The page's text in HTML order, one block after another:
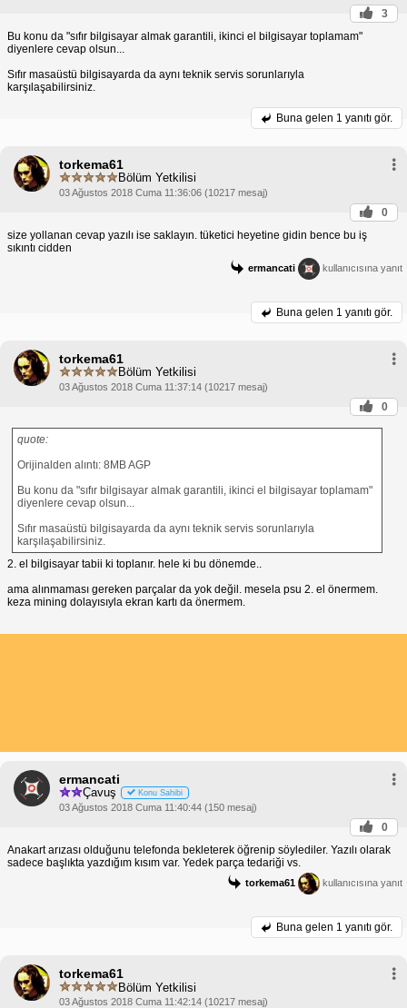
3
Bu konu da "sıfır bilgisayar almak garantili, ikinci el bilgisayar toplamam"
diyenlere cevap olsun...
Sıfır masaüstü bilgisayarda da aynı teknik servis sorunlarıyla
karşılaşabilirsiniz.
Buna gelen 1 yanıtı gör.
torkema61
Bölüm Yetkilisi
03 Ağustos 2018 Cuma 11:36:06 (10217 mesaj)
0
size yollanan cevap yazılı ise saklayın. tüketici heyetine gidin bence bu iş
sıkıntı cidden
ermancati kullanıcısına yanıt
Buna gelen 1 yanıtı gör.
torkema61
Bölüm Yetkilisi
03 Ağustos 2018 Cuma 11:37:14 (10217 mesaj)
0
quote:
Orijinalden alıntı: 8MB AGP
Bu konu da "sıfır bilgisayar almak garantili, ikinci el bilgisayar toplamam"
diyenlere cevap olsun...
Sıfır masaüstü bilgisayarda da aynı teknik servis sorunlarıyla
karşılaşabilirsiniz.
2. el bilgisayar tabii ki toplanır. hele ki bu dönemde..
ama alınmaması gereken parçalar da yok değil. mesela psu 2. el önermem.
keza mining dolayısıyla ekran kartı da önermem.
ermancati
Çavuş Konu Sahibi
03 Ağustos 2018 Cuma 11:40:44 (150 mesaj)
0
Anakart arızası olduğunu telefonda bekleterek öğrenip söylediler. Yazılı olarak
sadece başlıkta yazdığım kısım var. Yedek parça tedariği vs.
torkema61 kullanıcısına yanıt
Buna gelen 1 yanıtı gör.
torkema61
Bölüm Yetkilisi
03 Ağustos 2018 Cuma 11:42:14 (10217 mesaj)